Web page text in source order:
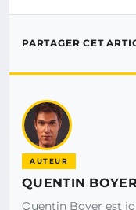
PARTAGER CET
AUTEUR
QUENTIN BOYER
Quentin Boyer est